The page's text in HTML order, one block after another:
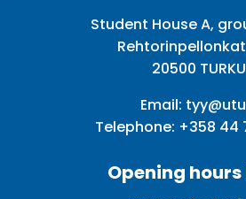
Student House A,
20500 TURKU
Email:
Telephone: +358 44
Opening hours